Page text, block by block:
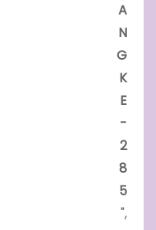
A
N
G
K
E
-
2
8
5
",